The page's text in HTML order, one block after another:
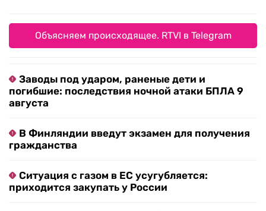
Объясняем происходящее. RTVI в Telegram
Заводы под ударом, раненые дети и
погибшие: последствия ночной атаки БПЛА 9
августа
В Финляндии введут экзамен для получения
гражданства
Ситуация с газом в ЕС усугубляется:
приходится закупать у России